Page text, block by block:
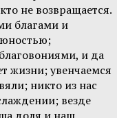
не возвращается.
благами и
и да
жизни; увенчаемся
никто из нас
везде